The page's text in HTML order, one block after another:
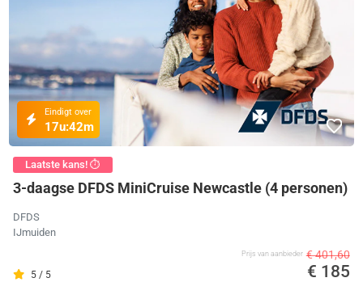
Eindigt over
17u:42m
Laatste kans! ⏱️
3-daagse DFDS MiniCruise Newcastle (4 personen)
DFDS
IJmuiden
5 / 5
Prijs van aanbieder € 401,60
€ 185